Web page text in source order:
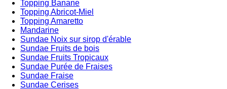
Topping Banane
Topping Abricot-Miel
Topping Amaretto
Mandarine
Sundae Noix sur sirop d'érable
Sundae Fruits de bois
Sundae Fruits Tropicaux
Sundae Purée de Fraises
Sundae Fraise
Sundae Cerises